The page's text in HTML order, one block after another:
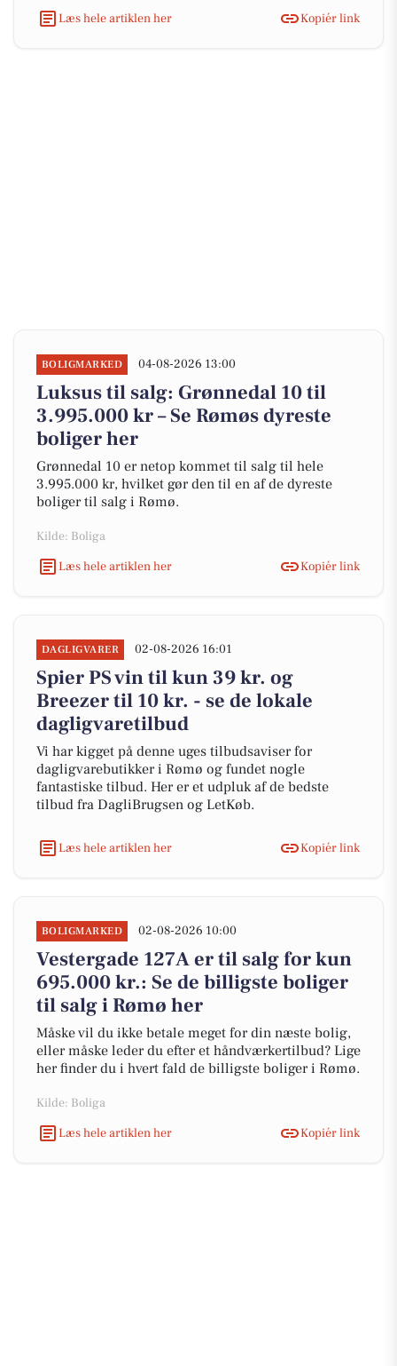
Læs hele artiklen her Kopiér link
BOLIGMARKED 04-08-2026 13:00
Luksus til salg: Grønnedal 10 til
3.995.000 kr – Se Rømøs dyreste
boliger her
Grønnedal 10 er netop kommet til salg til hele
3.995.000 kr, hvilket gør den til en af de dyreste
boliger til salg i Rømø.
Kilde: Boliga
Læs hele artiklen her
Kopiér link
DAGLIGVARER 02-08-2026 16:01
Spier PS vin til kun 39 kr. og
Breezer til 10 kr. - se de lokale
dagligvaretilbud
Vi har kigget på denne uges tilbudsaviser for
dagligvarebutikker i Rømø og fundet nogle
fantastiske tilbud. Her er et udpluk af de bedste
tilbud fra DagliBrugsen og LetKøb.
Læs hele artiklen her Kopiér link
BOLIGMARKED 02-08-2026 10:00
Vestergade 127A er til salg for kun
695.000 kr.: Se de billigste boliger
til salg i Rømø her
Måske vil du ikke betale meget for din næste bolig,
eller måske leder du efter et håndværkertilbud? Lige
her finder du i hvert fald de billigste boliger i Rømø.
Kilde: Boliga
Læs hele artiklen her
Kopiér link